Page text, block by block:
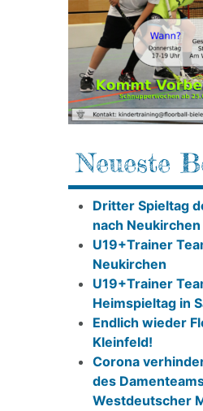
Neueste
Dritter Spieltag
nach Neukirchen
U19+Trainer
Neukirchen
U19+Trainer
Heimspieltag in
Endlich wieder
Kleinfeld!
Corona
des
Westdeutscher